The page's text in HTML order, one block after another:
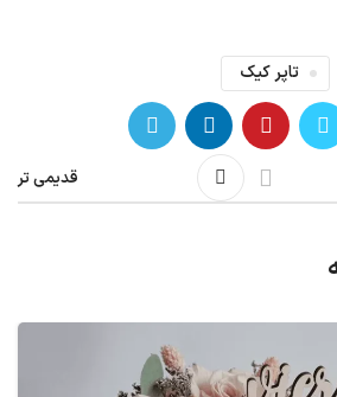
تاپر کیک
قدیمی تر